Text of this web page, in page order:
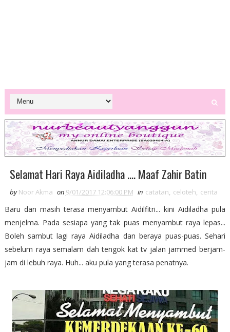
Selamat Hari Raya Aidiladha .... Maaf Zahir Batin
by Noor Akma on 9/01/2017 12:06:00 PM in catatan, celoteh, cerita
Baru dan masih terasa menyambut Aidilfitri... kini Aidiladha pula
menjelma. Pada sesiapa yang tak puas menyambut raya lepas...
Boleh sambut lagi raya Aidiladha dan beraya puas-puas. Sehari
sebelum raya semalam dah tengok kat tv jalan jammed berjam-
jam di lebuh raya. Huh... aku pula yang terasa penatnya.